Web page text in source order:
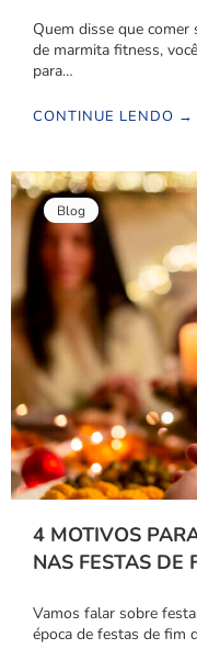
Quem disse que comer
de marmita fitness,
para…
CONTINUE LENDO →
Blog
4 MOTIVOS
NAS FESTAS DE
Vamos falar sobre
época de festas de fim